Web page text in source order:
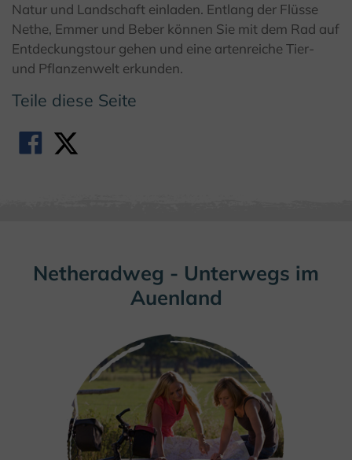
Natur und Landschaft einladen. Entlang der Flüsse
Nethe, Emmer und Beber können Sie mit dem Rad auf
Entdeckungstour gehen und eine artenreiche Tier-
und Pflanzenwelt erkunden.
Teile diese Seite
Netheradweg - Unterwegs im
Auenland